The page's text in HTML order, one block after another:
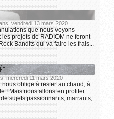
vendredi 13 mars 2020
que nous voyons
projets de RADIOM ne feront
Bandits qui va faire les frais...
mercredi 11 mars 2020
nous oblige à rester au chaud, à
! Mais nous allons en profiter
sujets passionnants, marrants,